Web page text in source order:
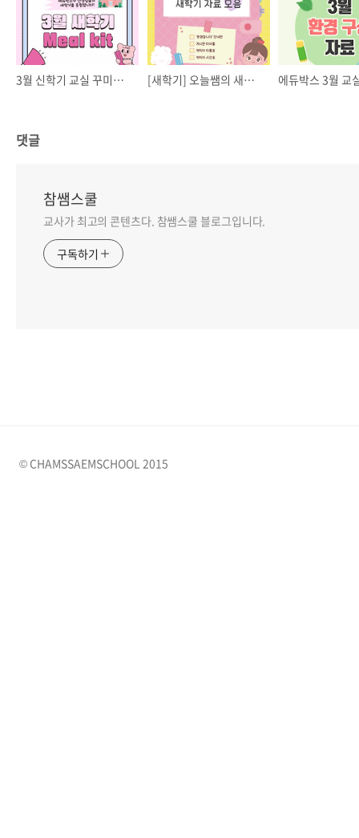
3월 신학기 교실 꾸미기 - 새 학기 Meal kit [새학기] 오늘쌤의 새학기 자료 모음 🎁
댓글
참쌤스쿨
교사가 최고의 콘텐츠다. 참쌤스쿨 블로그입니다.
구독하기
© CHAMSSAEMSCHOOL 2015